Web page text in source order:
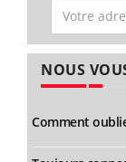
NOUS
Comment